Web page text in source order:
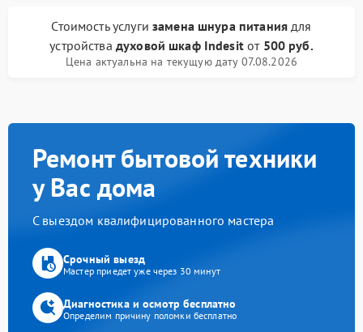
Стоимость услуги замена шнура питаниядля
устройства духовой шкаф Indesitот 500 руб.
Цена актуальна на текущую дату 07.08.2026
Ремонт бытовой техники
у Вас дома
С выездом квалифицированного мастера
Срочный выезд
Мастер приедет уже через 30 минут
Диагностика и осмотр бесплатно
Определим причину поломки бесплатно